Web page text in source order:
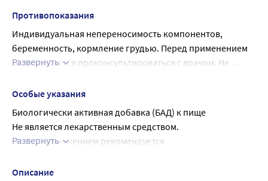
Противопоказания
Индивидуальная непереносимость компонентов,
беременность, кормление грудью. Перед применением
рекомендуется проконсультироваться с врачом. Не
Развернуть
Особые указания
Биологически активная добавка (БАД) к пище
Не является лекарственным средством.
Перед применением рекомендуется
Развернуть
Описание